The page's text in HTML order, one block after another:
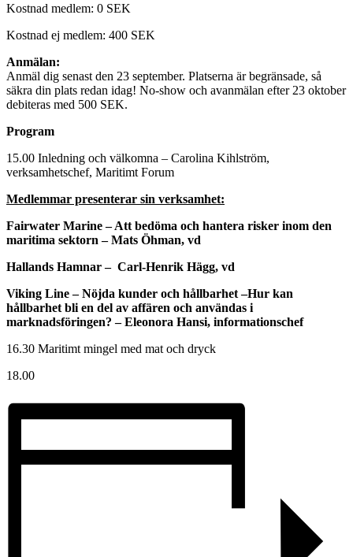
Kostnad medlem: 0 SEK
Kostnad ej medlem: 400 SEK
Anmälan:
Anmäl dig senast den 23 september. Platserna är begränsade, så
säkra din plats redan idag! No-show och avanmälan efter 23 oktober
debiteras med 500 SEK.
Program
15.00 Inledning och välkomna – Carolina Kihlström,
verksamhetschef, Maritimt Forum
Medlemmar presenterar sin verksamhet:
Fairwater Marine – Att bedöma och hantera risker inom den
maritima sektorn – Mats Öhman, vd
Hallands Hamnar– Carl-Henrik Hägg, vd
Viking Line –Nöjda kunder och hållbarhet–Hur kan
hållbarhet bli en del av affären och användas i
marknadsföringen? – Eleonora Hansi, informationschef
16.30 Maritimt mingel med mat och dryck
18.00